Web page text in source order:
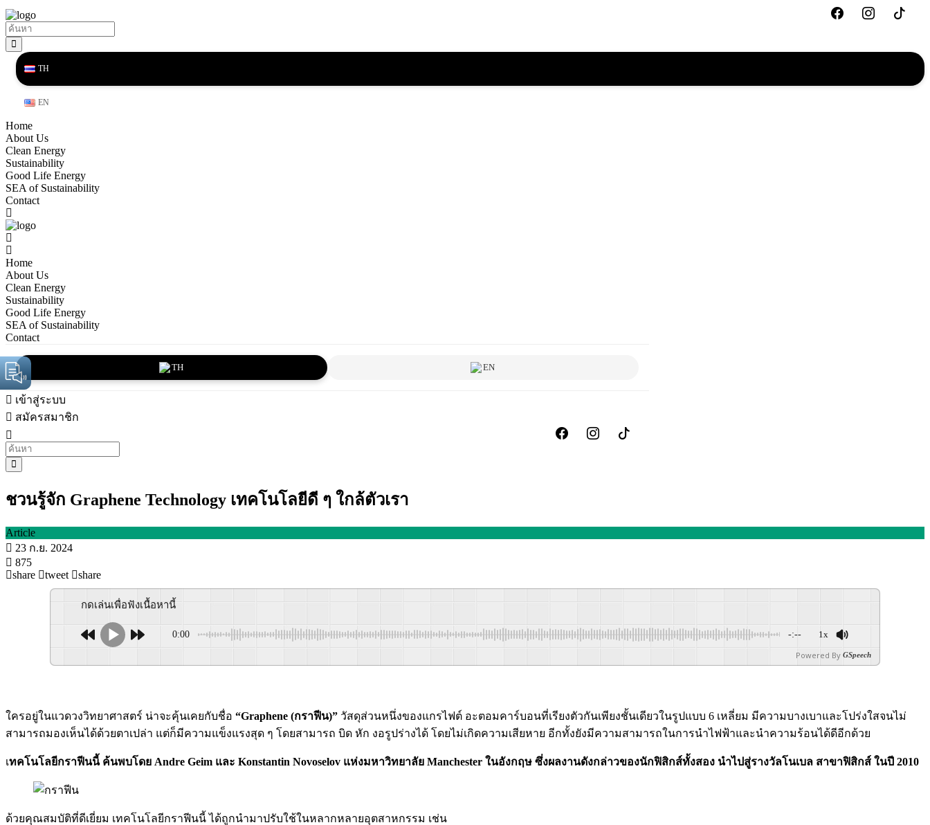
TH
EN
Home
About Us
Clean Energy
Sustainability
Good Life Energy
SEA of Sustainability
Contact
Home
About Us
Clean Energy
Sustainability
Good Life Energy
SEA of Sustainability
Contact
TH EN
เข้าสู่ระบบ
สมัครสมาชิก
ชวนรู้จัก Graphene Technology เทคโนโลยีดี ๆ ใกล้ตัวเรา
Article
23 ก.ย. 2024
875
share
tweet share
กดเล่นเพื่อฟังเนื้อหานี้
0:00 -:--
1x
Powered By GSpeech
ใครอยู่ในแวดวงวิทยาศาสตร์ น่าจะคุ้นเคยกับชื่อ “Graphene (กราฟีน)” วัสดุส่วนหนึ่งของแกรไฟต์ อะตอมคาร์บอนที่เรียงตัวกันเพียงชั้นเดียวในรูปแบบ 6 เหลี่ยม มีความบางเบาและโปร่งใสจนไม่
สามารถมองเห็นได้ด้วยตาเปล่า แต่ก็มีความแข็งแรงสุด ๆ โดยสามารถ บิด หัก งอรูปร่างได้ โดยไม่เกิดความเสียหาย อีกทั้งยังมีความสามารถในการนำไฟฟ้าและนำความร้อนได้ดีอีกด้วย
เทคโนโลยีกราฟีนนี้ ค้นพบโดย Andre Geim และ Konstantin Novoselov แห่งมหาวิทยาลัย Manchester ในอังกฤษ ซึ่งผลงานดังกล่าวของนักฟิสิกส์ทั้งสอง นำไปสู่รางวัลโนเบล สาขาฟิสิกส์ ในปี 2010
ด้วยคุณสมบัติที่ดีเยี่ยม เทคโนโลยีกราฟีนนี้ ได้ถูกนำมาปรับใช้ในหลากหลายอุตสาหกรรม เช่น